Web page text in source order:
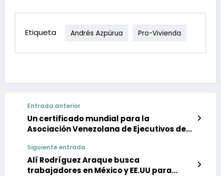
Etiqueta Andrés Azpúrua Pro-Vivienda
Entrada anterior
Un certificado mundial para la
Asociación Venezolana de Ejecutivos de
Siguiente entrada
Alí Rodríguez Araque busca
trabajadores en México y EE.UU para